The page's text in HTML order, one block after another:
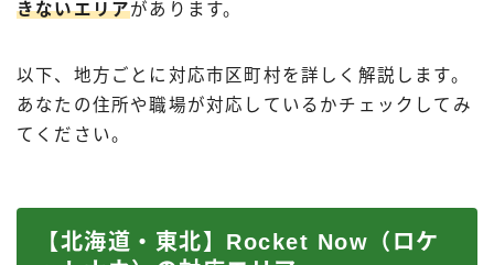
きないエリアがあります。
以下、地方ごとに対応市区町村を詳しく解説します。
あなたの住所や職場が対応しているかチェックしてみ
てください。
【北海道・東北】Rocket Now（ロケ